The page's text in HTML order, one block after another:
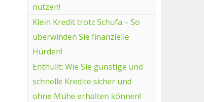
nutzen!
Klein Kredit trotz Schufa – So
überwinden Sie finanzielle
Hürden!
Enthüllt: Wie Sie günstige und
schnelle Kredite sicher und
ohne Mühe erhalten können!